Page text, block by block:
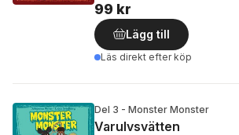
99 kr
Lägg till
Läs direkt efter köp
Del 3 - Monster Monster
Varulvsvätten